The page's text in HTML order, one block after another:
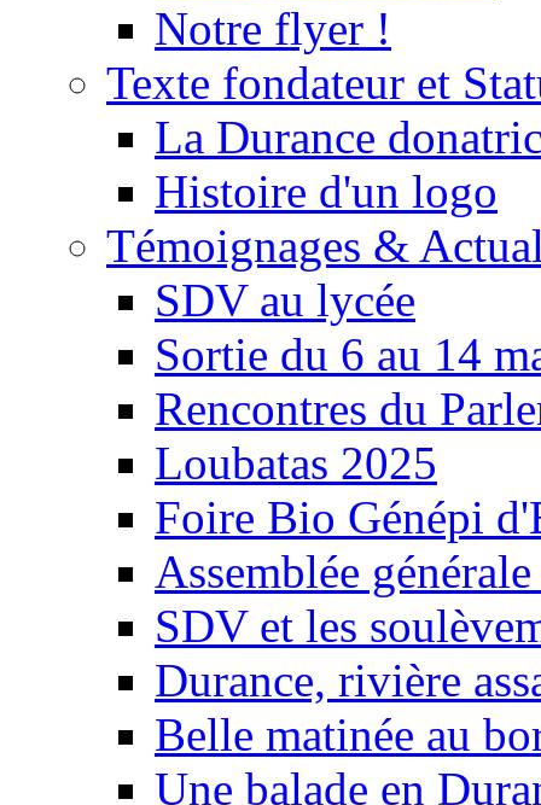
Notre flyer !
Texte fondateur et
La Durance
Histoire d'un logo
Témoignages &
SDV au lycée
Sortie du 6 au 14
Rencontres du
Loubatas 2025
Foire Bio Génépi
Assemblée
SDV et les
Durance, rivière
Belle matinée au
Une balade en